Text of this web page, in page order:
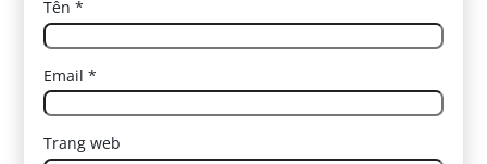
Tên*
Email*
Trang web